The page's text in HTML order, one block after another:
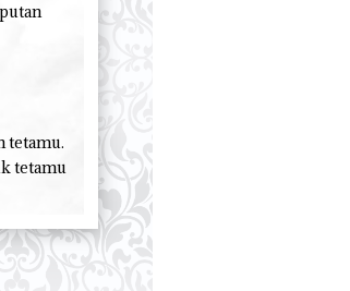
tetamu.
tetamu